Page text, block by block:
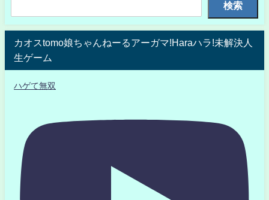
検索
カオスtomo娘ちゃんねーるアーガマ!Haraハラ!未解決人
生ゲーム
ハゲて無双